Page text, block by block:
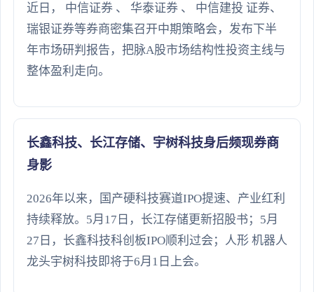
近日， 中信证券 、 华泰证券 、 中信建投 证券、
瑞银证券等券商密集召开中期策略会，发布下半
年市场研判报告，把脉A股市场结构性投资主线与
整体盈利走向。
长鑫科技、长江存储、宇树科技身后频现券商
身影
2026年以来，国产硬科技赛道IPO提速、产业红利
持续释放。5月17日，长江存储更新招股书；5月
27日，长鑫科技科创板IPO顺利过会；人形 机器人
龙头宇树科技即将于6月1日上会。